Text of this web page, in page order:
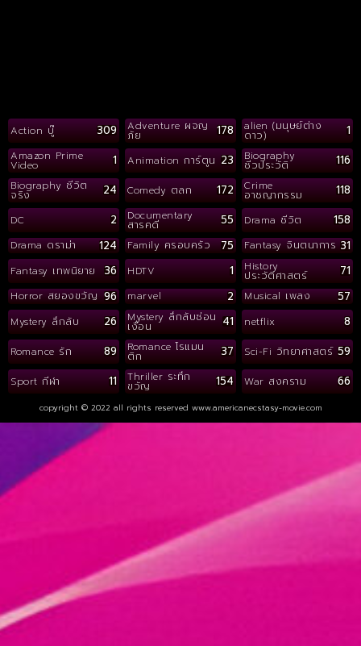
Action บู๊ 309 Adventure ผจญ
ภัย 178 alien (มนุษย์ต่าง
ดาว) 1
Amazon Prime
Video 1 Animation การ์ตูน 23 Biography
ชีวประวัติ 116
Biography ชีวิต
จริง 24 Comedy ตลก 172 Crime
อาชญากรรม 118
DC 2 Documentary
สารคดี 55 Drama ชีวิต 158
Drama ดราม่า 124 Family ครอบครัว 75 Fantasy จินตนาการ 31
Fantasy เทพนิยาย 36 HDTV 1 History
ประวัติศาสตร์ 71
Horror สยองขวัญ 96 marvel 2 Musical เพลง 57
Mystery ลึกลับ 26 Mystery ลึกลับซ่อน
เงื่อน 41 netflix 8
Romance รัก 89 Romance โรแมน
ติก 37 Sci-Fi วิทยาศาสตร์ 59
Sport กีฬา 11 Thriller ระทึก
ขวัญ 154 War สงคราม 66
copyright © 2022 all rights reserved www.americanecstasy-movie.com